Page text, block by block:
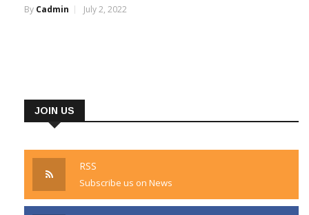
By Cadmin July 2, 2022
JOIN US
RSS
Subscribe us on News